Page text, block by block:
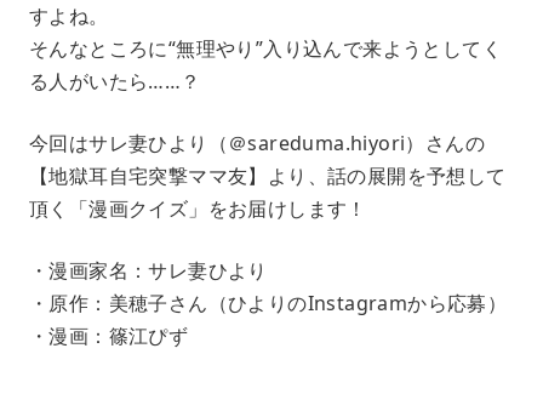
すよね。
そんなところに“無理やり”入り込んで来ようとしてく
る人がいたら……？
今回はサレ妻ひより（＠sareduma.hiyori）さんの
【地獄耳自宅突撃ママ友】より、話の展開を予想して
頂く「漫画クイズ」をお届けします！
・漫画家名：サレ妻ひより
・原作：美穂子さん（ひよりのInstagramから応募）
・漫画：篠江ぴず